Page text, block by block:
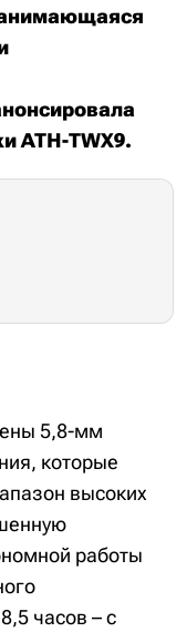
ATH-TWX9.
5,8-мм
которые
высоких
работы
часов – с